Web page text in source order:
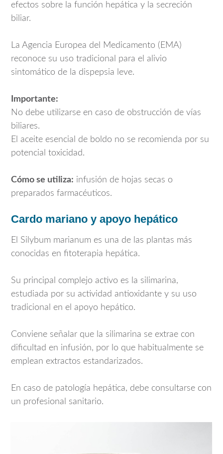
efectos sobre la función hepática y la secreción
biliar.
La Agencia Europea del Medicamento (EMA)
reconoce su uso tradicional para el alivio
sintomático de la dispepsia leve.
Importante:
No debe utilizarse en caso de obstrucción de vías
biliares.
El aceite esencial de boldo no se recomienda por su
potencial toxicidad.
Cómo se utiliza: infusión de hojas secas o
preparados farmacéuticos.
Cardo mariano y apoyo hepático
El Silybum marianum es una de las plantas más
conocidas en fitoterapia hepática.
Su principal complejo activo es la silimarina,
estudiada por su actividad antioxidante y su uso
tradicional en el apoyo hepático.
Conviene señalar que la silimarina se extrae con
dificultad en infusión, por lo que habitualmente se
emplean extractos estandarizados.
En caso de patología hepática, debe consultarse con
un profesional sanitario.